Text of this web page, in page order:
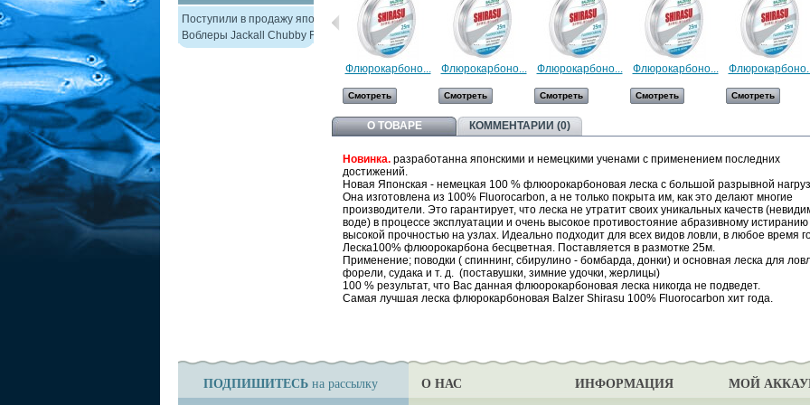
Поступили в продажу японские
Воблеры Jackall Chubby F38
Флюрокарбоно...
Смотреть
Флюрокарбоно...
Смотреть
Флюрокарбоно...
Смотреть
Флюрокарбоно...
Смотреть Смотреть
О ТОВАРЕ КОММЕНТАРИИ (0)
Новинка. разработанна японскими и немецкими ученами с применением последних
достижений.
Новая Японская - немецкая 100 % флюорокарбоновая леска с большой разрывной
Она изготовлена из 100% Fluorocarbon, а не только покрыта им, как это делают многие
производители. Это гарантирует, что леска не утратит своих уникальных качеств
воде) в процессе эксплуатации и очень высокое противостояние абразивному истиранию
высокой прочностью на узлах. Идеально подходит для всех видов ловли, в любое время
Леска100% флюорокарбона бесцветная. Поставляется в размотке 25м.
Применение; поводки ( спиннинг, сбирулино - бомбарда, донки) и основная леска для
форели, судака и т. д. (поставушки, зимние удочки, жерлицы)
100 % результат, что Вас данная флюорокарбоновая леска никогда не подведет.
Самая лучшая леска флюрокарбоновая Balzer Shirasu 100% Fluorocarbon хит года.
ПОДПИШИТЕСЬ на рассылку О НАС ИНФОРМАЦИЯ МОЙ